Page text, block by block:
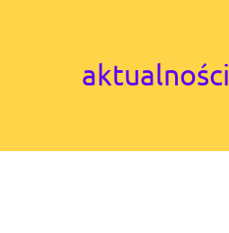
aktualności